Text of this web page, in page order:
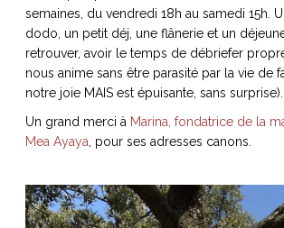
Burano, la palette
superlatifs
semaines, du vendredi 18h au samedi 15h.
dodo, un petit déj, une flânerie et un
retrouver, avoir le temps de débriefer
nous anime sans être parasité par la vie de
notre joie MAIS est épuisante, sans surprise).
Un grand merci à Marina, fondatrice de la
Mea Ayaya, pour ses adresses canons.